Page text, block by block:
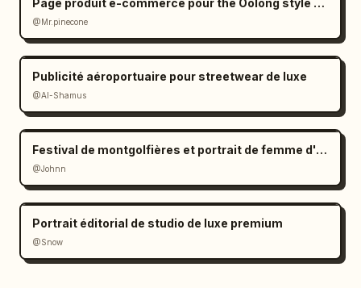
Page produit e-commerce pour thé Oolong style Zen
@Mr.pinecone
Publicité aéroportuaire pour streetwear de luxe
@Al-Shamus
Festival de montgolfières et portrait de femme d'Asie de l'Est
@Johnn
Portrait éditorial de studio de luxe premium
@Snow